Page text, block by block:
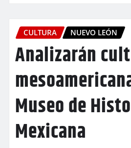
CULTURA NUEVO LEÓN
Analizarán
Museo de
Mexicana